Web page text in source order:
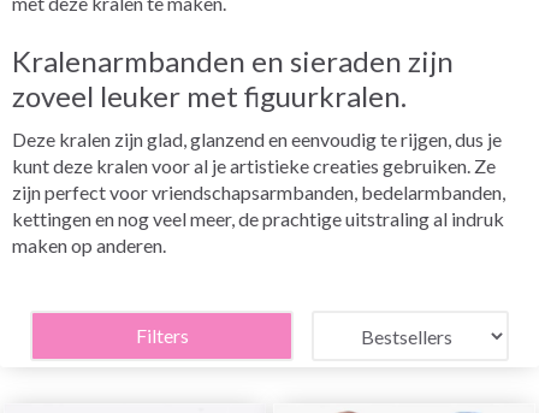
Kralenarmbanden en sieraden zijn
zoveel leuker met figuurkralen.
Deze kralen zijn glad, glanzend en eenvoudig te rijgen, dus je
kunt deze kralen voor al je artistieke creaties gebruiken. Ze
zijn perfect voor vriendschapsarmbanden, bedelarmbanden,
kettingen en nog veel meer, de prachtige uitstraling al indruk
maken op anderen.
Filters